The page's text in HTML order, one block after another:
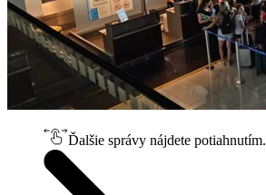
Ďalšie správy nájdete potiahnutím.